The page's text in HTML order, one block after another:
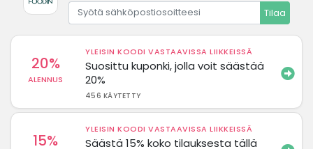
Tilaa
20%
ALENNUS
YLEISIN KOODI VASTAAVISSA LIIKKEISSÄ
Suosittu kuponki, jolla voit säästää
20%
456 KÄYTETTY
15%
YLEISIN KOODI VASTAAVISSA LIIKKEISSÄ
Säästä 15% koko tilauksesta tällä